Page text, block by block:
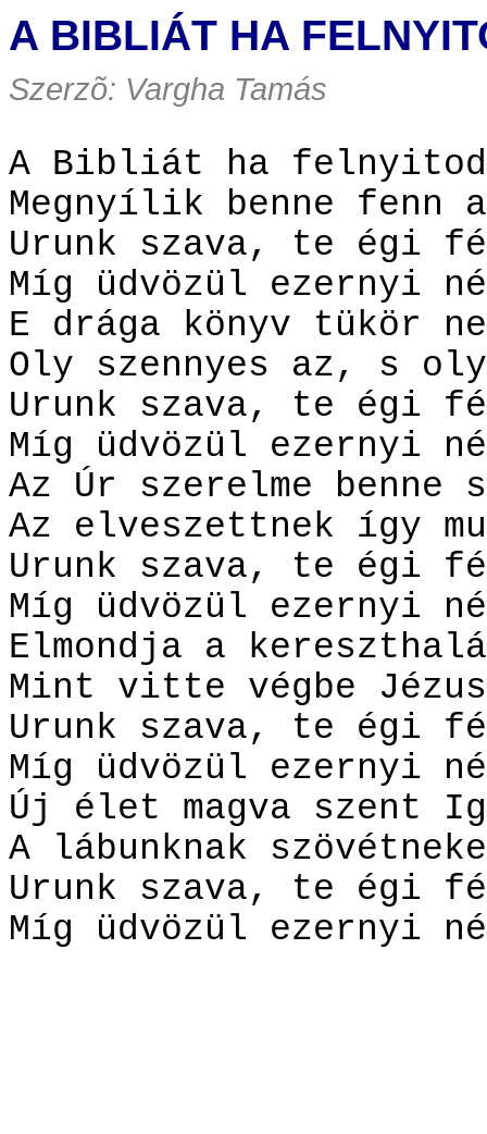
A BIBLIÁT HA
Szerzõ: Vargha Tamás
A Bibliát ha
Megnyílik benne
Urunk szava, te égi
Míg üdvözül ezernyi
E drága könyv tükör
Oly szennyes az, s
Urunk szava, te égi
Míg üdvözül ezernyi
Az Úr szerelme benne
Az elveszettnek így
Urunk szava, te égi
Míg üdvözül ezernyi
Elmondja a
Mint vitte végbe
Urunk szava, te égi
Míg üdvözül ezernyi
Új élet magva szent
A lábunknak
Urunk szava, te égi
Míg üdvözül ezernyi